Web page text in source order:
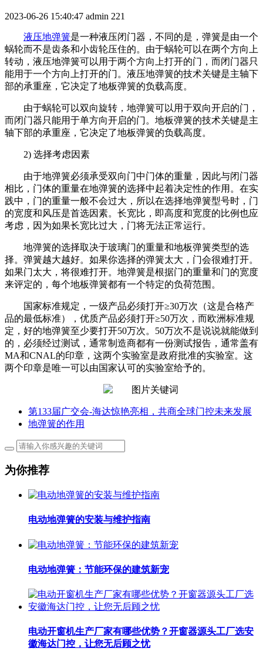
2023-06-26 15:40:47 admin 221
液压地弹簧是一种液压闭门器，不同的是，弹簧是由一个
蜗轮而不是齿条和小齿轮压住的。由于蜗轮可以在两个方向上
转动，液压地弹簧可以用于两个方向上打开的门，而闭门器只
能用于一个方向上打开的门。液压地弹簧的技术关键是主轴下
部的承重座，它决定了地板弹簧的负载高度。
由于蜗轮可以双向旋转，地弹簧可以用于双向开启的门，
而闭门器只能用于单方向开启的门。地板弹簧的技术关键是主
轴下部的承重座，它决定了地板弹簧的负载高度。
2) 选择考虑因素
由于地弹簧必须承受双向门中门体的重量，因此与闭门器
相比，门体的重量在地弹簧的选择中起着决定性的作用。在实
践中，门的重量一般不会过大，所以在选择地弹簧型号时，门
的宽度和风压是首选因素。长宽比，即高度和宽度的比例也应
考虑，因为如果长宽比过大，门将无法正常运行。
地弹簧的选择取决于玻璃门的重量和地板弹簧类型的选
择。弹簧越大越好。如果你选择的弹簧太大，门会很难打开。
如果门太大，将很难打开。地弹簧是根据门的重量和门的宽度
来评定的，每个地板弹簧都有一个特定的负荷范围。
国家标准规定，一级产品必须打开≥30万次（这是合格产
品的最低标准），优质产品必须打开≥50万次，而欧洲标准规
定，好的地弹簧至少要打开50万次。50万次不是说说就能做到
的，必须经过测试，通常制造商都有一份测试报告，通常盖有
MA和CNAL的印章，这两个实验室是政府批准的实验室。这
两个印章是唯一可以由国家认可的实验室给予的。
第133届广交会-海达惊艳亮相，共商全球门控未来发展
地弹簧的作用
为你推荐
电动地弹簧的安装与维护指南
电动地弹簧：节能环保的建筑新宠
电动开窗机生产厂家有哪些优势？开窗器源头工厂选安
徽海达门控，让您无后顾之忧